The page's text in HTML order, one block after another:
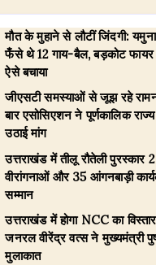
मौत के मुहाने से लौटीं जिंदगी:
फँसे थे 12 गाय-बैल, बड़कोट फायर
ऐसे बचाया
जीएसटी समस्याओं से जूझ रहे
बार एसोसिएशन ने पूर्णकालिक
उठाई मांग
उत्तराखंड में तीलू रौतेली पुरस्कार
वीरांगनाओं और 35 आंगनबाड़ी
सम्मान
उत्तराखंड में होगा NCC का
जनरल वीरेंद्र वत्स ने मुख्यमंत्री
मुलाकात